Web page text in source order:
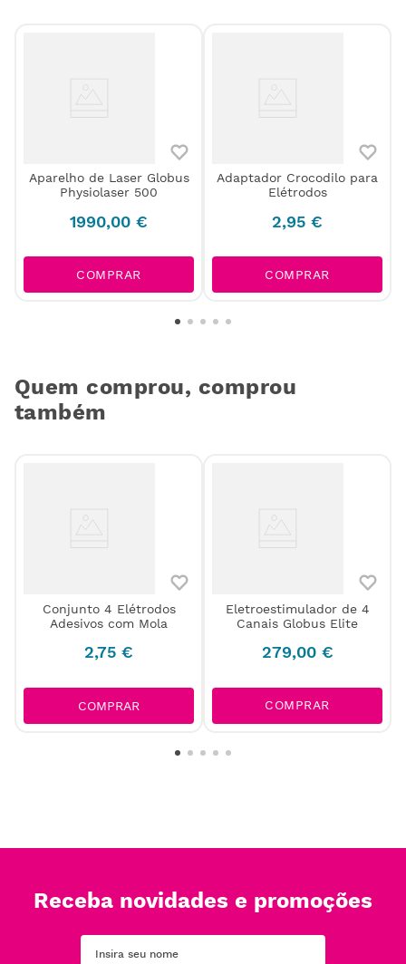
Aparelho de Laser Globus
Physiolaser 500
1990,00 €
COMPRAR
Adaptador Crocodilo para
Elétrodos
2,95 €
COMPRAR
Quem comprou, comprou
também
Conjunto 4 Elétrodos
Adesivos com Mola
2,75 €
COMPRAR
Eletroestimulador de 4
Canais Globus Elite
279,00 €
COMPRAR
Receba novidades e promoções